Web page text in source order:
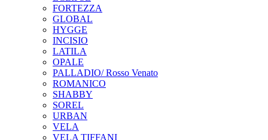
FORTEZZA
GLOBAL
HYGGE
INCISIO
LATILA
OPALE
PALLADIO/ Rosso Venato
ROMANICO
SHABBY
SOREL
URBAN
VELA
VELA TIFFANI